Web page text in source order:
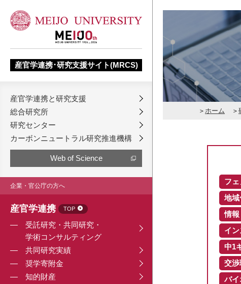
産官学連携･研究支援サイト(MRCS)
産官学連携と研究支援
総合研究所
研究センター
カーボンニュートラル研究推進機構
Web of Science
企業・官公庁の方へ
産官学連携 TOP
受託研究・共同研究・
学術コンサルティング
共同研究実績
奨学寄附金
知的財産
ホーム
フ
地域
情報
イ
中1
交渉
バイ